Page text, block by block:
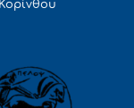
Κορίνθου